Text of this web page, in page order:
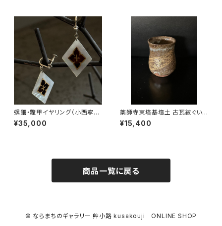
螺鈿・鼈甲イヤリング（小西寧
子）
¥35,000
薬師寺東塔基壇土 古瓦紋ぐい
呑み（尾西宏紀）
¥15,400
商品一覧に戻る
© ならまちのギャラリー 艸小路 kusakouji ONLINE SHOP